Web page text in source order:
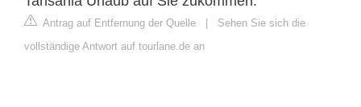
Antrag auf Entfernung der Quelle
Sehen Sie sich die
vollständige Antwort auf tourlane.de an